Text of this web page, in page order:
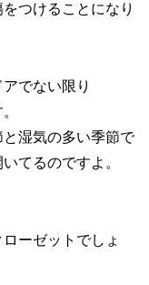
つけることになり
でない限り
湿気の多い季節で
てるのですよ。
ーゼットでしょ